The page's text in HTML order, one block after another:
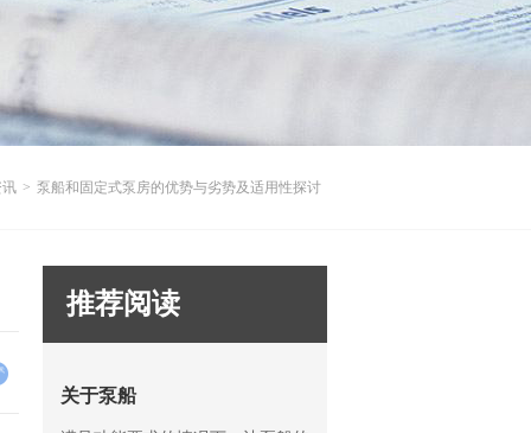
> 泵船和固定式泵房的优势与劣势及适用性探讨
推荐阅读
关于泵船